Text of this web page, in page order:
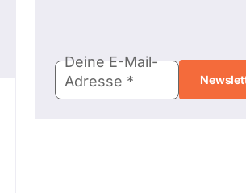
Mail-
Adresse
Deine E-Mail-
Adresse